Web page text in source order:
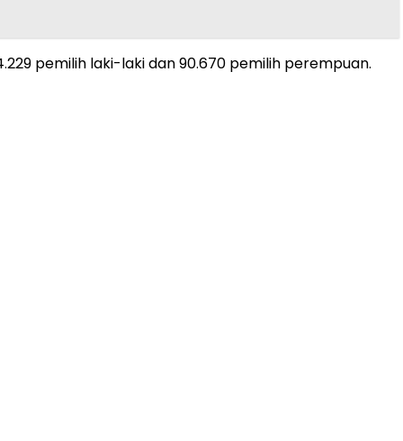
pemilih laki-laki dan 90.670 pemilih perempuan.